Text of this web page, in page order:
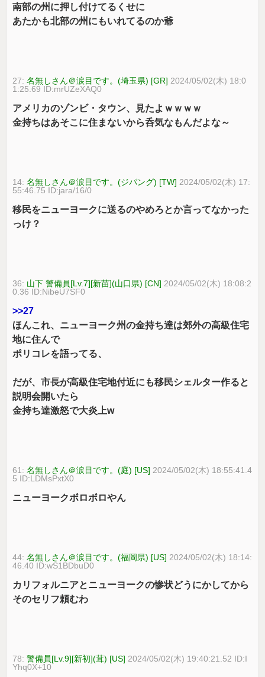
南部の州に押し付けてるくせに
あたかも北部の州にもいれてるのか爺
27:名無しさん＠涙目です。(埼玉県) [GR] 2024/05/02(木) 18:0
1:25.69 ID:mrUZeXAQ0
アメリカのゾンビ・タウン、見たよｗｗｗｗ
金持ちはあそこに住まないから呑気なもんだよな～
14:名無しさん＠涙目です。(ジパング) [TW] 2024/05/02(木) 17:
55:46.75 ID:jara/16/0
移民をニューヨークに送るのやめろとか言ってなかった
っけ？
36: 山下 警備員[Lv.7][新苗](山口県) [CN] 2024/05/02(木) 18:08:2
0.36 ID:NibeU7SF0
>>27
ほんこれ、ニューヨーク州の金持ち達は郊外の高級住宅
地に住んで
ポリコレを語ってる、
だが、市長が高級住宅地付近にも移民シェルター作ると
説明会開いたら
金持ち達激怒で大炎上w
61:名無しさん＠涙目です。(庭) [US] 2024/05/02(木) 18:55:41.4
5 ID:LDMsPxtX0
ニューヨークボロボロやん
44:名無しさん＠涙目です。(福岡県) [US] 2024/05/02(木) 18:14:
46.40 ID:wS1BDbuD0
カリフォルニアとニューヨークの惨状どうにかしてから
そのセリフ頼むわ
78:警備員[Lv.9][新初](茸) [US] 2024/05/02(木) 19:40:21.52 ID:I
Yhq0X+10